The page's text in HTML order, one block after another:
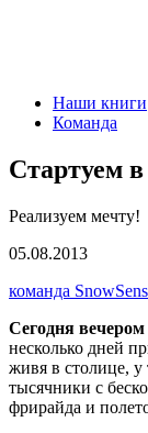
Наши книги
Команда
Стартуем
Реализуем мечту!
05.08.2013
команда
Сегодня
несколько дней
живя в столице, у
тысячники с
фрирайда и